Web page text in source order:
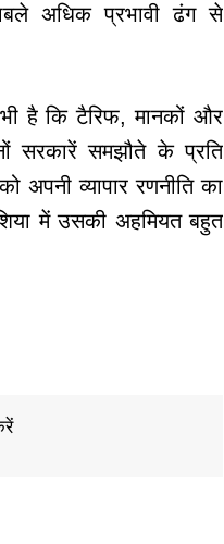
अधिक प्रभावी ढंग से
भी है कि टैरिफ, मानकों और
सरकारें समझौते के प्रति
अपनी व्यापार रणनीति का
में उसकी अहमियत बहुत